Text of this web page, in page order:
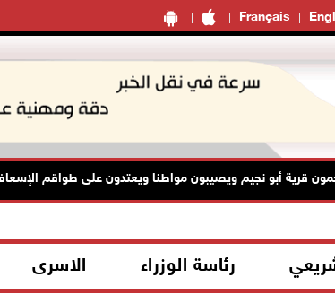
Français
قرية أبو نجيم ويصيبون مواطنا ويعتدون على طواقم الإسعاف
رئاسة الوزراء الاسرى